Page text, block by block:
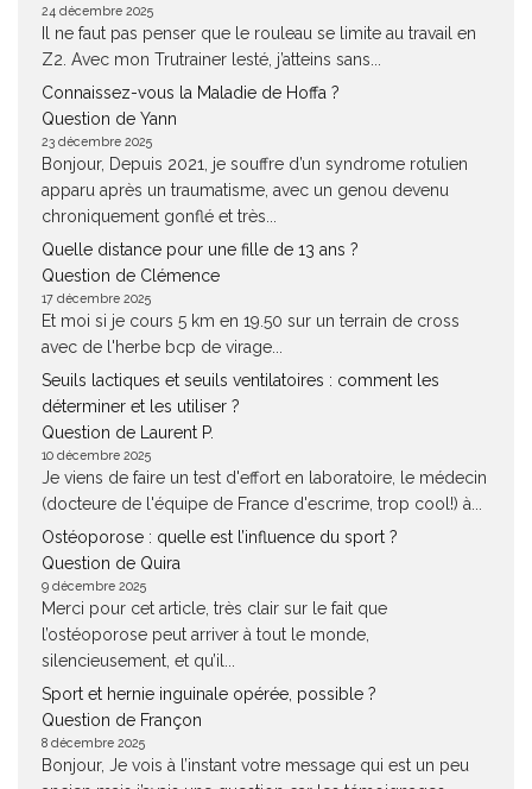
24 décembre 2025
Il ne faut pas penser que le rouleau se limite au travail en
Z2. Avec mon Trutrainer lesté, j’atteins sans...
Connaissez-vous la Maladie de Hoffa ?
Question de Yann
23 décembre 2025
Bonjour, Depuis 2021, je souffre d’un syndrome rotulien
apparu après un traumatisme, avec un genou devenu
chroniquement gonflé et très...
Quelle distance pour une fille de 13 ans ?
Question de Clémence
17 décembre 2025
Et moi si je cours 5 km en 19.50 sur un terrain de cross
avec de l'herbe bcp de virage...
Seuils lactiques et seuils ventilatoires : comment les
déterminer et les utiliser ?
Question de Laurent P.
10 décembre 2025
Je viens de faire un test d'effort en laboratoire, le médecin
(docteure de l'équipe de France d'escrime, trop cool!) à...
Ostéoporose : quelle est l’influence du sport ?
Question de Quira
9 décembre 2025
Merci pour cet article, très clair sur le fait que
l’ostéoporose peut arriver à tout le monde,
silencieusement, et qu’il...
Sport et hernie inguinale opérée, possible ?
Question de Françon
8 décembre 2025
Bonjour, Je vois à l’instant votre message qui est un peu